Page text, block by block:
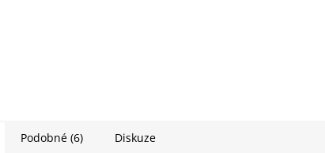
Podobné (6) Diskuze